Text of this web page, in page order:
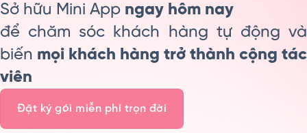
Sở hữu Mini App ngay hôm nay
để chăm sóc khách hàng tự động và
biến mọi khách hàng trở thành cộng tác
viên
Đặt ký gói miễn phí trọn đời